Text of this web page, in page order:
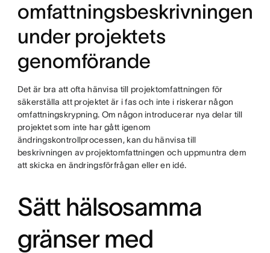
omfattningsbeskrivningen
under projektets
genomförande
Det är bra att ofta hänvisa till projektomfattningen för
säkerställa att projektet är i fas och inte i riskerar någon
omfattningskrypning. Om någon introducerar nya delar till
projektet som inte har gått igenom
ändringskontrollprocessen, kan du hänvisa till
beskrivningen av projektomfattningen och uppmuntra dem
att skicka en ändringsförfrågan eller en idé.
Sätt hälsosamma
gränser med